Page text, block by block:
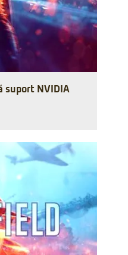
suport NVIDIA